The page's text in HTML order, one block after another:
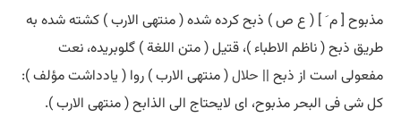
مذبوح [ م َ ] ( ع ص ) ذبح کرده شده ( منتهی الارب ) کشته شده به
طریق ذبح ( ناظم الاطباء )، قتیل ( متن اللغة ) گلوبریده، نعت
مفعولی است از ذبح || حلال( منتهی الارب ) روا ( یادداشت مؤلف ):
کل شی فی البحر مذبوح، ای لایحتاج الی الذابح ( منتهی الارب ).